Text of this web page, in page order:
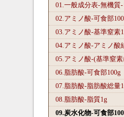
01.一般成分表-無機質
02.アミノ酸-可食部100
03.アミノ酸-基準窒素1
04.アミノ酸-アミノ酸
05.アミノ酸-(基準窒
06.脂肪酸-可食部100g
07.脂肪酸-脂肪酸総量
08.脂肪酸-脂質1g
09.炭水化物-可食部100